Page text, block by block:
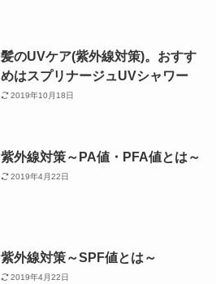
髪のUVケア(紫外線対策)。おすす
めはスプリナージュUVシャワー
2019年10月18日
紫外線対策～PA値・PFA値とは～
2019年4月22日
紫外線対策～SPF値とは～
2019年4月22日